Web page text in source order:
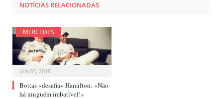
NOTÍCIAS RELACIONADAS
MERCEDES
JAN 03, 2018
Bottas «desafia» Hamilton: «Não
há ninguém imbatível!»